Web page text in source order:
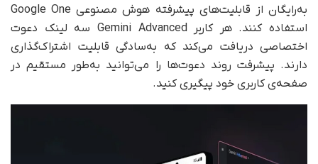
به‌رایگان از قابلیت‌های پیشرفته هوش مصنوعی Google One
استفاده کنند. هر کاربر Gemini Advanced سه لینک دعوت
اختصاصی دریافت می‌کند که به‌سادگی قابلیت اشتراک‌گذاری
دارند. پیشرفت روند دعوت‌ها را می‌توانید به‌طور مستقیم در
صفحه‌ی کاربری خود پیگیری کنید.